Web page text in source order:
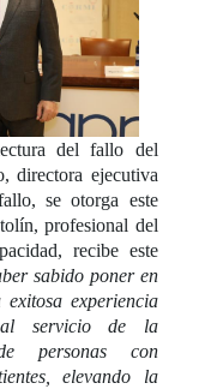
del fallo del
directora ejecutiva
se otorga este
profesional del
recibe este
sabido poner en
experiencia
al servicio de la
personas con
elevando la